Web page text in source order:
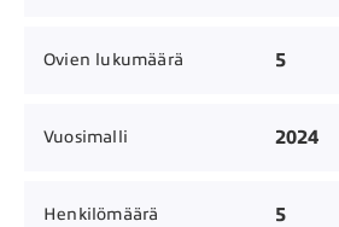
Ovien lukumäärä 5
Vuosimalli 2024
Henkilömäärä 5